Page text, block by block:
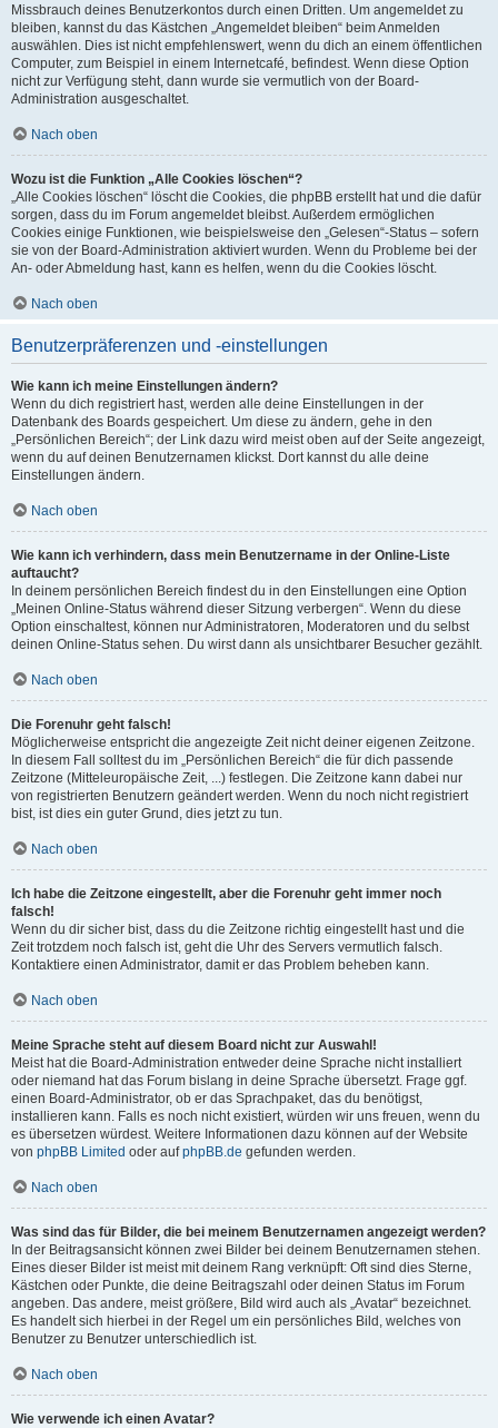
Missbrauch deines Benutzerkontos durch einen Dritten. Um angemeldet zu
bleiben, kannst du das Kästchen „Angemeldet bleiben“ beim Anmelden
auswählen. Dies ist nicht empfehlenswert, wenn du dich an einem öffentlichen
Computer, zum Beispiel in einem Internetcafé, befindest. Wenn diese Option
nicht zur Verfügung steht, dann wurde sie vermutlich von der Board-
Administration ausgeschaltet.
Nach oben
Wozu ist die Funktion „Alle Cookies löschen“?
„Alle Cookies löschen“ löscht die Cookies, die phpBB erstellt hat und die dafür
sorgen, dass du im Forum angemeldet bleibst. Außerdem ermöglichen
Cookies einige Funktionen, wie beispielsweise den „Gelesen“-Status – sofern
sie von der Board-Administration aktiviert wurden. Wenn du Probleme bei der
An- oder Abmeldung hast, kann es helfen, wenn du die Cookies löscht.
Nach oben
Benutzerpräferenzen und -einstellungen
Wie kann ich meine Einstellungen ändern?
Wenn du dich registriert hast, werden alle deine Einstellungen in der
Datenbank des Boards gespeichert. Um diese zu ändern, gehe in den
„Persönlichen Bereich“; der Link dazu wird meist oben auf der Seite angezeigt,
wenn du auf deinen Benutzernamen klickst. Dort kannst du alle deine
Einstellungen ändern.
Nach oben
Wie kann ich verhindern, dass mein Benutzername in der Online-Liste
auftaucht?
In deinem persönlichen Bereich findest du in den Einstellungen eine Option
„Meinen Online-Status während dieser Sitzung verbergen“. Wenn du diese
Option einschaltest, können nur Administratoren, Moderatoren und du selbst
deinen Online-Status sehen. Du wirst dann als unsichtbarer Besucher gezählt.
Nach oben
Die Forenuhr geht falsch!
Möglicherweise entspricht die angezeigte Zeit nicht deiner eigenen Zeitzone.
In diesem Fall solltest du im „Persönlichen Bereich“ die für dich passende
Zeitzone (Mitteleuropäische Zeit, ...) festlegen. Die Zeitzone kann dabei nur
von registrierten Benutzern geändert werden. Wenn du noch nicht registriert
bist, ist dies ein guter Grund, dies jetzt zu tun.
Nach oben
Ich habe die Zeitzone eingestellt, aber die Forenuhr geht immer noch
falsch!
Wenn du dir sicher bist, dass du die Zeitzone richtig eingestellt hast und die
Zeit trotzdem noch falsch ist, geht die Uhr des Servers vermutlich falsch.
Kontaktiere einen Administrator, damit er das Problem beheben kann.
Nach oben
Meine Sprache steht auf diesem Board nicht zur Auswahl!
Meist hat die Board-Administration entweder deine Sprache nicht installiert
oder niemand hat das Forum bislang in deine Sprache übersetzt. Frage ggf.
einen Board-Administrator, ob er das Sprachpaket, das du benötigst,
installieren kann. Falls es noch nicht existiert, würden wir uns freuen, wenn du
es übersetzen würdest. Weitere Informationen dazu können auf der Website
von phpBB Limited oder aufphpBB.de gefunden werden.
Nach oben
Was sind das für Bilder, die bei meinem Benutzernamen angezeigt werden?
In der Beitragsansicht können zwei Bilder bei deinem Benutzernamen stehen.
Eines dieser Bilder ist meist mit deinem Rang verknüpft: Oft sind dies Sterne,
Kästchen oder Punkte, die deine Beitragszahl oder deinen Status im Forum
angeben. Das andere, meist größere, Bild wird auch als „Avatar“ bezeichnet.
Es handelt sich hierbei in der Regel um ein persönliches Bild, welches von
Benutzer zu Benutzer unterschiedlich ist.
Nach oben
Wie verwende ich einen Avatar?